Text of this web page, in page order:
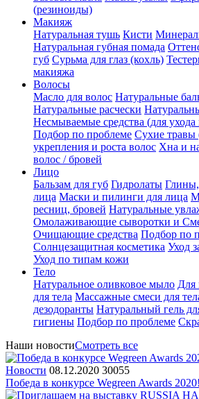
(резиноиды)
Макияж
Натуральная тушь Кисти
Натуральная губная помада
губ Сурьма для глаз (кохль)
макияжа
Волосы
Масло для волос Натуральные
Натуральные расчески
Несмываемые средства (для
Подбор по проблеме Сухие травы
укрепления и роста волос Хна и
волос / бровей
Лицо
Бальзам для губ Гидролаты
лица Маски и пилинги для лица
ресниц, бровей Натуральные
Омолаживающие сыворотки и
Очищающие средства Подбор по
Солнцезащитная косметика Уход
Уход по типам кожи
Тело
Натуральное оливковое мыло Для
для тела Массажные смеси для
дезодоранты Натуральный гель
гигиены Подбор по проблеме
Наши новостиСмотреть все
Новости 08.12.2020 30055
Победа в конкурсе Wegreen Awards 2020!